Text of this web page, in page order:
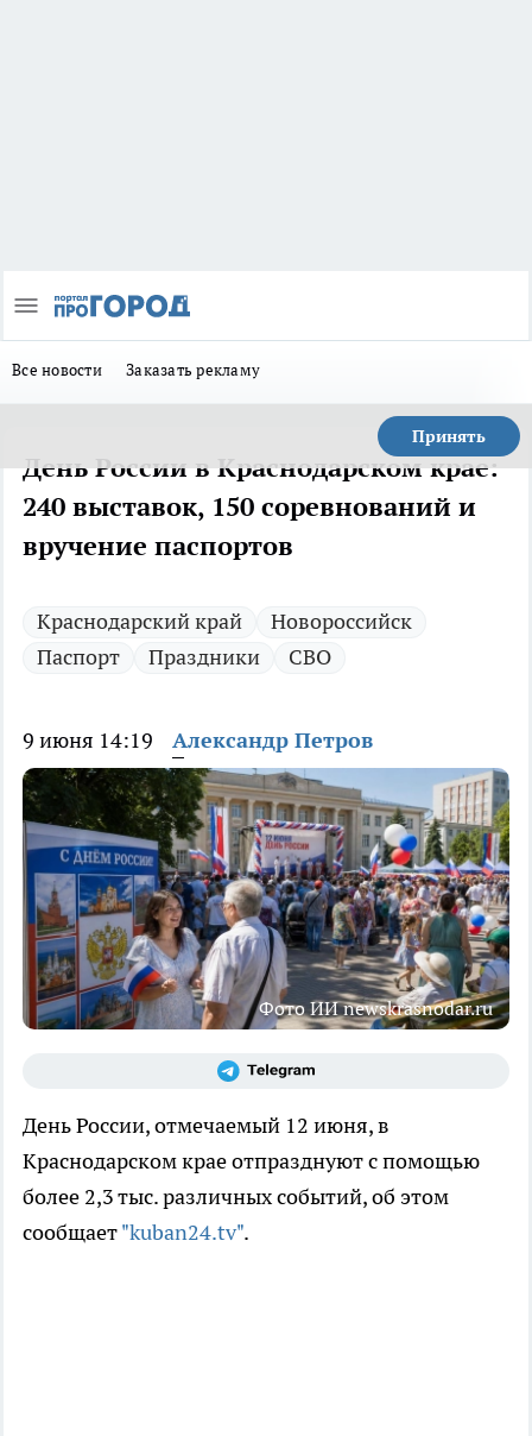
Все новости Заказать рекламу
Принять
День России в Краснодарском крае:
240 выставок, 150 соревнований и
вручение паспортов
Краснодарский край
Новороссийск
Паспорт
Праздники СВО
9 июня 14:19 Александр Петров
Фото ИИ newskrasnodar.ru
День России, отмечаемый 12 июня, в
Краснодарском крае отпразднуют с помощью
более 2,3 тыс. различных событий, об этом
сообщает"kuban24.tv".